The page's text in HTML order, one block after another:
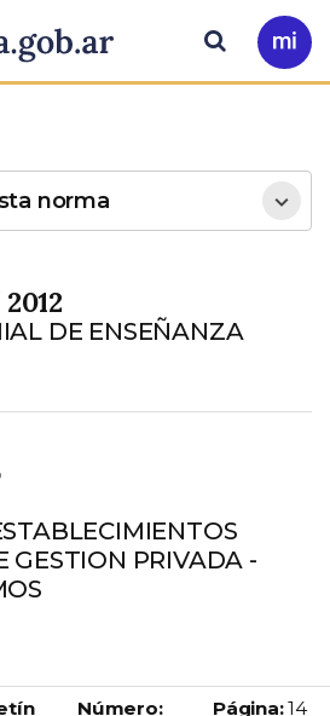
Ir
a
Buscar
DE ENSEÑANZA
GESTION PRIVADA -
Número:
Página: 14
norma